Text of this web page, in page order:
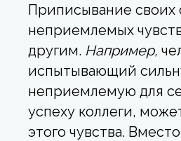
Приписывание своих
неприемлемых
другим. Например,
испытывающий
неприемлемую для
успеху коллеги,
этого чувства.